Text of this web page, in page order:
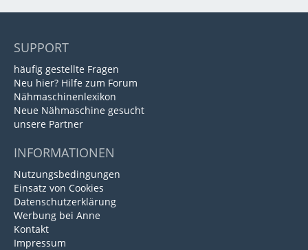
SUPPORT
häufig gestellte Fragen
Neu hier? Hilfe zum Forum
Nähmaschinenlexikon
Neue Nähmaschine gesucht
unsere Partner
INFORMATIONEN
Nutzungsbedingungen
Einsatz von Cookies
Datenschutzerklärung
Werbung bei Anne
Kontakt
Impressum